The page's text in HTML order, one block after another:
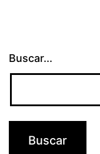
Buscar...